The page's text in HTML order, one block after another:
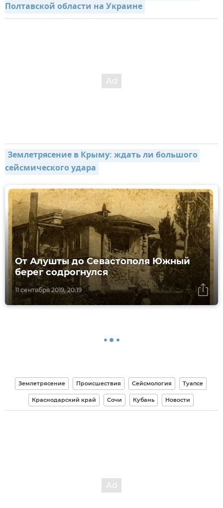
Полтавской области на Украине
Землетрясение в Крыму: ждать ли большого
сейсмического удара
11 сентября 2019, 20:19
От Алушты до Севастополя Южный
берег содрогнулся
Землетрясение Происшествия Сейсмология Туапсе
Краснодарский край Сочи Кубань Новости